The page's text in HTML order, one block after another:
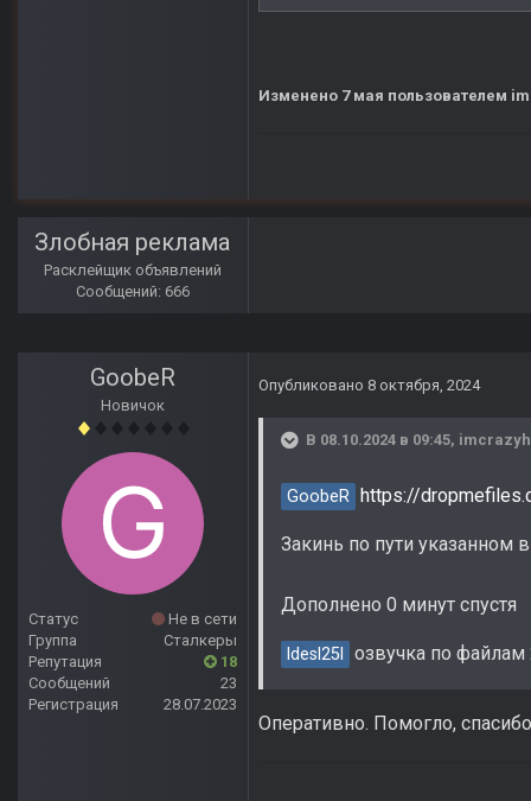
Изменено 7 мая пользователем
Злобная реклама
Расклейщик объявлений
Сообщений: 666
GoobeR
Новичок
Статус
Не в сети
Группа
Сталкеры
Репутация
18
Сообщений
23
Регистрация
28.07.2023
Опубликовано 8 октября, 2024
В 08.10.2024 в 09:45,
GoobeR https://
Закинь по пути указанном
Дополнено 0 минут спустя
ldesl25l озвучка по файлам
Оперативно. Помогло,